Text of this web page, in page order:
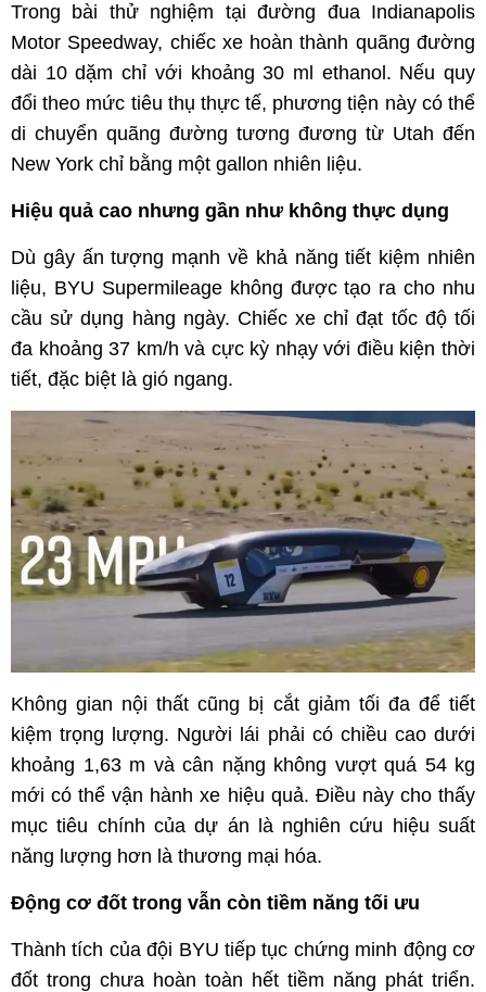
Trong bài thử nghiệm tại đường đua Indianapolis
Motor Speedway, chiếc xe hoàn thành quãng đường
dài 10 dặm chỉ với khoảng 30 ml ethanol. Nếu quy
đổi theo mức tiêu thụ thực tế, phương tiện này có thể
di chuyển quãng đường tương đương từ Utah đến
New York chỉ bằng một gallon nhiên liệu.
Hiệu quả cao nhưng gần như không thực dụng
Dù gây ấn tượng mạnh về khả năng tiết kiệm nhiên
liệu, BYU Supermileage không được tạo ra cho nhu
cầu sử dụng hàng ngày. Chiếc xe chỉ đạt tốc độ tối
đa khoảng 37 km/h và cực kỳ nhạy với điều kiện thời
tiết, đặc biệt là gió ngang.
Không gian nội thất cũng bị cắt giảm tối đa để tiết
kiệm trọng lượng. Người lái phải có chiều cao dưới
khoảng 1,63 m và cân nặng không vượt quá 54 kg
mới có thể vận hành xe hiệu quả. Điều này cho thấy
mục tiêu chính của dự án là nghiên cứu hiệu suất
năng lượng hơn là thương mại hóa.
Động cơ đốt trong vẫn còn tiềm năng tối ưu
Thành tích của đội BYU tiếp tục chứng minh động cơ
đốt trong chưa hoàn toàn hết tiềm năng phát triển.